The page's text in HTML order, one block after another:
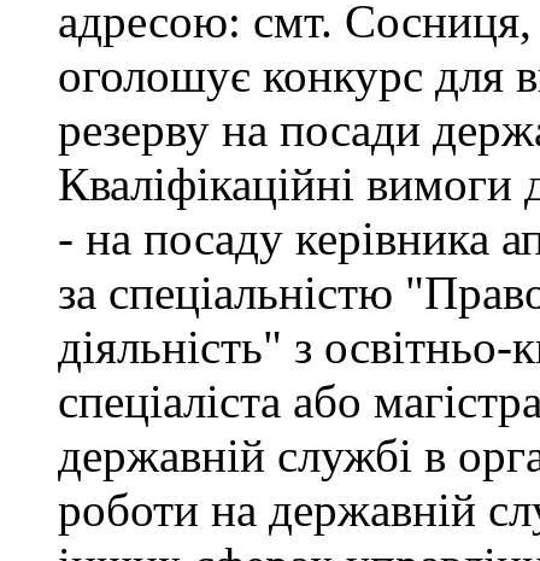
адресою: смт. Сосниця,
оголошує конкурс для
резерву на посади
Кваліфікаційні вимоги
- на посаду керівника
за спеціальністю
діяльність" з
спеціаліста або
державній службі в
роботи на державній